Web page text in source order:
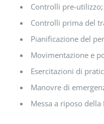
Controlli pre-utilizzo;
Controlli prima del
Pianificazione del
Movimentazione e
Esercitazioni di
Manovre di
Messa a riposo della